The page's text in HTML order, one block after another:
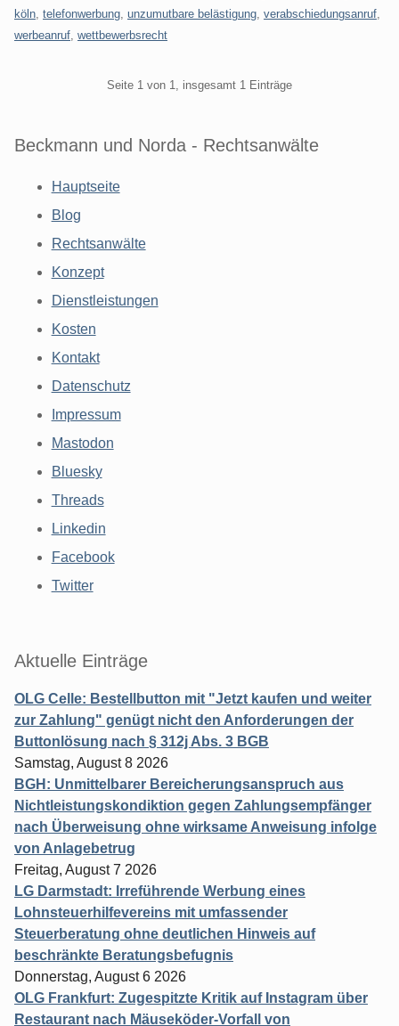
köln telefonwerbung unzumutbare belästigung verabschiedungsanruf
werbeanruf wettbewerbsrecht
Seite 1 von 1, insgesamt 1 Einträge
Beckmann und Norda - Rechtsanwälte
Hauptseite
Blog
Rechtsanwälte
Konzept
Dienstleistungen
Kosten
Kontakt
Datenschutz
Impressum
Mastodon
Bluesky
Threads
Linkedin
Facebook
Twitter
Aktuelle Einträge
OLG Celle: Bestellbutton mit "Jetzt kaufen und weiter
zur Zahlung" genügt nicht den Anforderungen der
Buttonlösung nach § 312j Abs. 3 BGB
Samstag, August 8 2026
BGH: Unmittelbarer Bereicherungsanspruch aus
Nichtleistungskondiktion gegen Zahlungsempfänger
nach Überweisung ohne wirksame Anweisung infolge
von Anlagebetrug
Freitag, August 7 2026
LG Darmstadt: Irreführende Werbung eines
Lohnsteuerhilfevereins mit umfassender
Steuerberatung ohne deutlichen Hinweis auf
beschränkte Beratungsbefugnis
Donnerstag, August 6 2026
OLG Frankfurt: Zugespitzte Kritik auf Instagram über
Restaurant nach Mäuseköder-Vorfall von